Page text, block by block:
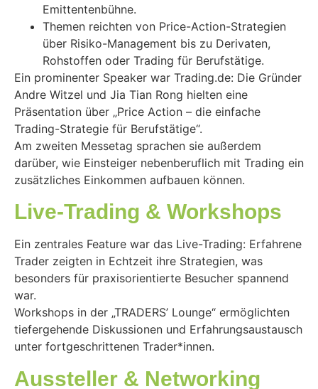
Emittentenbühne.
Themen reichten von Price-Action-Strategien
über Risiko-Management bis zu Derivaten,
Rohstoffen oder Trading für Berufstätige.
Ein prominenter Speaker war Trading.de: Die Gründer
Andre Witzel und Jia Tian Rong hielten eine
Präsentation über „Price Action – die einfache
Trading-Strategie für Berufstätige“.
Am zweiten Messetag sprachen sie außerdem
darüber, wie Einsteiger nebenberuflich mit Trading ein
zusätzliches Einkommen aufbauen können.
Live-Trading & Workshops
Ein zentrales Feature war das Live-Trading: Erfahrene
Trader zeigten in Echtzeit ihre Strategien, was
besonders für praxisorientierte Besucher spannend
war.
Workshops in der „TRADERS’ Lounge“ ermöglichten
tiefergehende Diskussionen und Erfahrungsaustausch
unter fortgeschrittenen Trader*innen.
Aussteller & Networking